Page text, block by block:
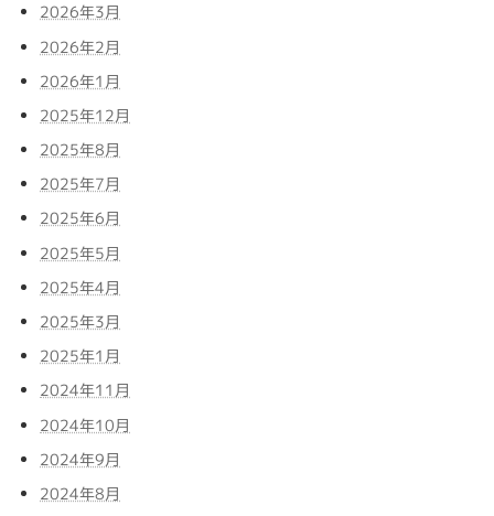
2026年3月
2026年2月
2026年1月
2025年12月
2025年8月
2025年7月
2025年6月
2025年5月
2025年4月
2025年3月
2025年1月
2024年11月
2024年10月
2024年9月
2024年8月